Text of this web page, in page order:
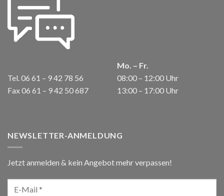
Tel. 06 61 – 9 42 78 56
Fax 06 61 – 9 42 50 687
Mo. – Fr.
08:00 – 12:00 Uhr
13:00 – 17:00 Uhr
NEWSLETTER-ANMELDUNG
Jetzt anmelden & kein Angebot mehr verpassen!